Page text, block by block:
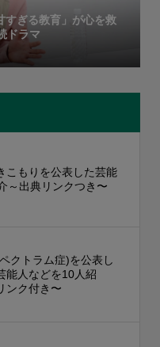
すぎる教育」が心を救
ドラマ
こもりを公表した芸能
～出典リンクつき〜
クトラム症)を公表し
能人などを10人紹
ンク付き〜